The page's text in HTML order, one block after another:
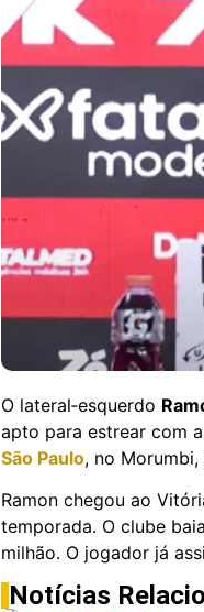
O lateral‑esquerdo
apto para estrear com
São Paulo, no
Ramon chegou ao
temporada. O clube
milhão. O jogador já
Notícias